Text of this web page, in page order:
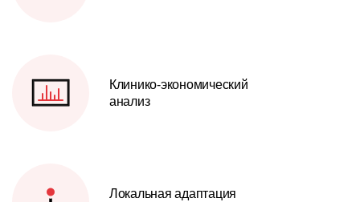
Клинико-экономический
анализ
Локальная адаптация